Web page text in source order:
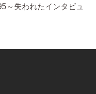
～失われたインタビュ